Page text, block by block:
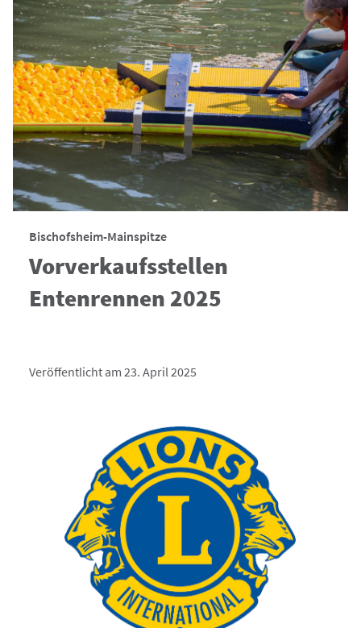
Bischofsheim-Mainspitze
Vorverkaufsstellen
Entenrennen 2025
Veröffentlicht am 23. April 2025